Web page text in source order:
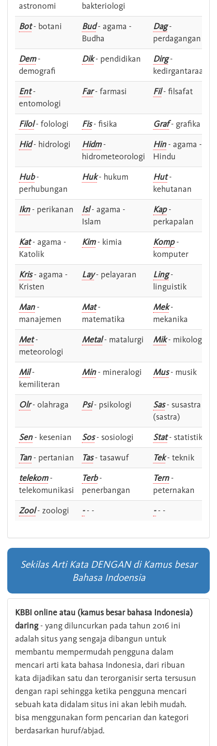
astronomi
bakteriologi
Bot- botani Bud- agama -
Budha
Dag-
perdagangan
Dem-
demografi
Dik- pendidikan Dirg-
kedirgantaraan
Ent-
entomologi
Far- farmasi Fil- filsafat
Filol- folologi Fis- fisika Graf- grafika
Hid- hidrologi Hidm-
hidrometeorologi
Hin- agama -
Hindu
Hub-
perhubungan
Huk- hukum Hut-
kehutanan
Ikn- perikanan Isl- agama -
Islam
Kap-
perkapalan
Kat- agama -
Katolik
Kim- kimia Komp-
komputer
Kris- agama -
Kristen
Lay- pelayaran Ling-
linguistik
Man-
manajemen
Mat-
matematika
Mek-
mekanika
Met-
meteorologi
Metal- matalurgi Mik- mikologi
Mil-
kemiliteran
Min- mineralogi Mus- musik
Olr- olahraga Psi- psikologi Sas- susastra -
(sastra)
Sen- kesenian Sos- sosiologi Stat- statistik
Tan- pertanian Tas- tasawuf Tek- teknik
telekom-
telekomunikasi
Terb-
penerbangan
Tern-
peternakan
Zool- zoologi -- - -- -
Sekilas Arti Kata DENGAN di Kamus besar
Bahasa Indoensia
KBBI online atau (kamus besar bahasa Indonesia)
daring- yang diluncurkan pada tahun 2016 ini
adalah situs yang sengaja dibangun untuk
membantu mempermudah pengguna dalam
mencari arti kata bahasa Indonesia, dari ribuan
kata dijadikan satu dan terorganisir serta tersusun
dengan rapi sehingga ketika pengguna mencari
sebuah kata didalam situs ini akan lebih mudah.
bisa menggunakan form pencarian dan kategori
berdasarkan huruf/abjad.